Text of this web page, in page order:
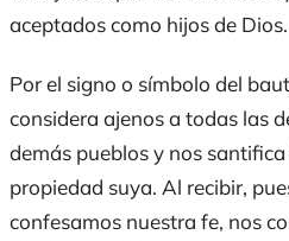
aceptados como hijos de Dios.
Por el signo o símbolo del
considera ajenos a todas las
demás pueblos y nos
propiedad suya. Al recibir,
confesamos nuestra fe, nos